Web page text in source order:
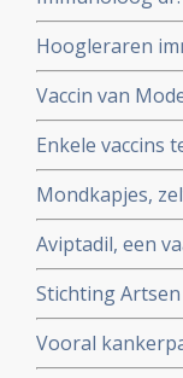
risico's is. En
Hoogleraren
vitamine D
coronavirus -
Vaccin van
19 blijkt uit een
Enkele vaccins
onderzocht
Mondkapjes,
tientallen
Nederlandse
Aviptadil, een
te behandelen
procent versus
Stichting
het
Vooral
omdat hun